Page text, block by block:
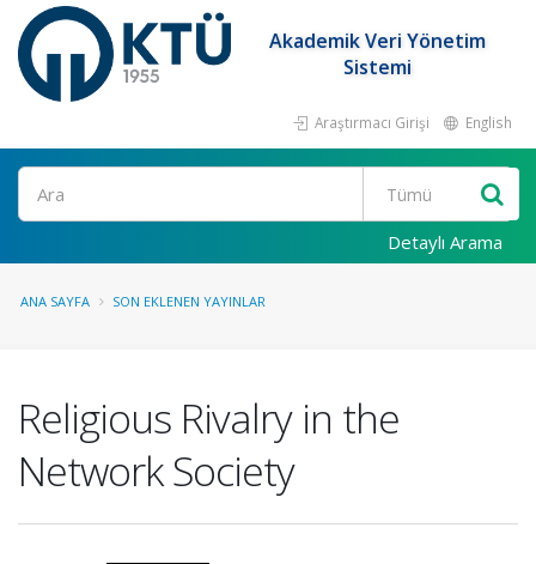
Akademik Veri Yönetim
Sistemi
Araştırmacı Girişi English
Ara
Detaylı Arama
ANA SAYFA SON EKLENEN YAYINLAR
Religious Rivalry in the
Network Society